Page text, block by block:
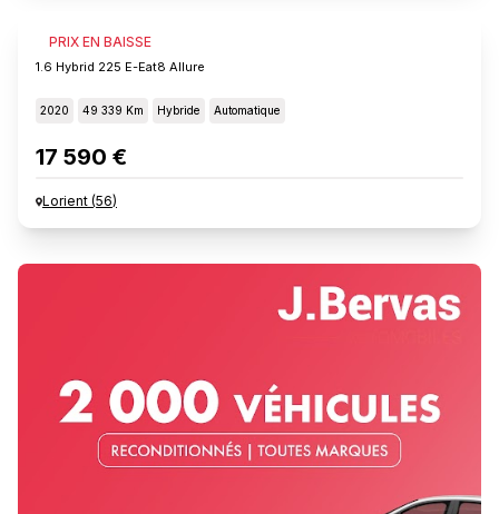
PRIX EN BAISSE
PEUGEOT 3008
1.6 Hybrid 225 E-Eat8 Allure
2020 49 339 Km Hybride Automatique
17 590 €
Lorient (56)